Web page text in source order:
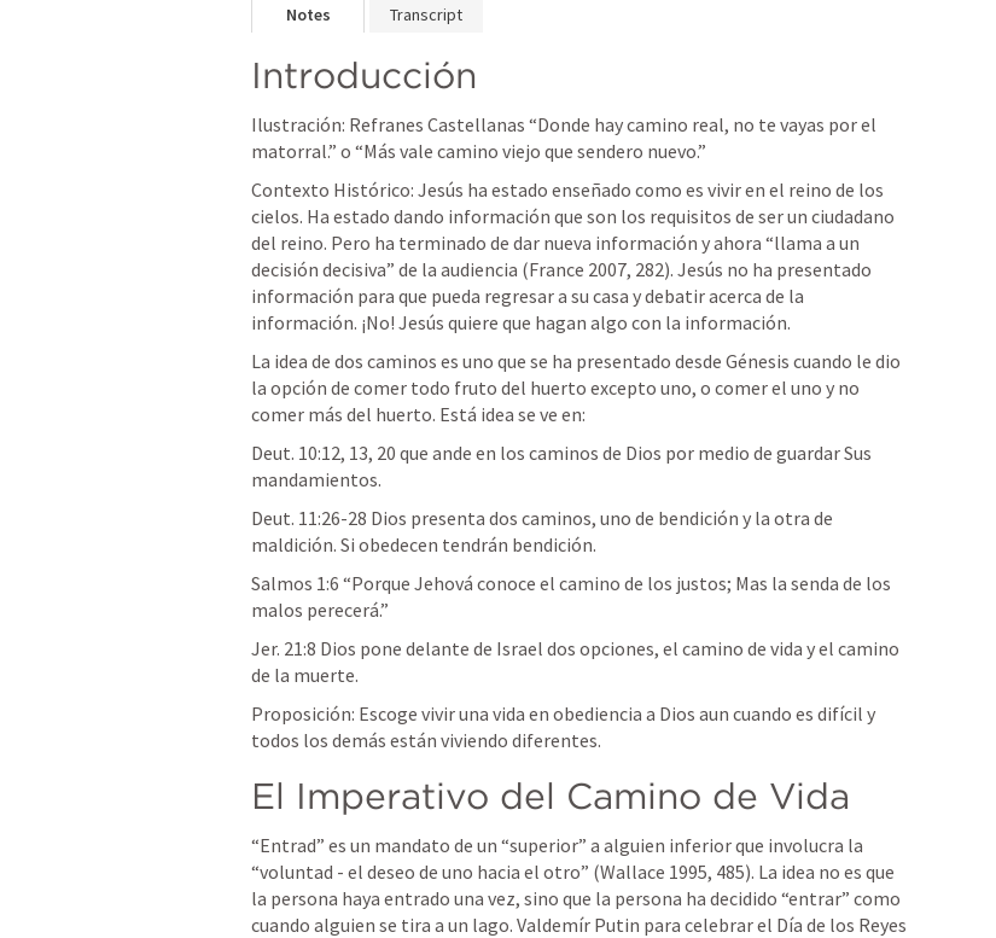
Notes Transcript
Introducción
Ilustración: Refranes Castellanas “Donde hay camino real, no te vayas por el
matorral.” o “Más vale camino viejo que sendero nuevo.”
Contexto Histórico: Jesús ha estado enseñado como es vivir en el reino de los
cielos. Ha estado dando información que son los requisitos de ser un ciudadano
del reino. Pero ha terminado de dar nueva información y ahora “llama a un
decisión decisiva” de la audiencia (France 2007, 282). Jesús no ha presentado
información para que pueda regresar a su casa y debatir acerca de la
información. ¡No! Jesús quiere que hagan algo con la información.
La idea de dos caminos es uno que se ha presentado desde Génesis cuando le dio
la opción de comer todo fruto del huerto excepto uno, o comer el uno y no
comer más del huerto. Está idea se ve en:
Deut. 10:12, 13, 20 que ande en los caminos de Dios por medio de guardar Sus
mandamientos.
Deut. 11:26-28 Dios presenta dos caminos, uno de bendición y la otra de
maldición. Si obedecen tendrán bendición.
Salmos 1:6 “Porque Jehová conoce el camino de los justos; Mas la senda de los
malos perecerá.”
Jer. 21:8 Dios pone delante de Israel dos opciones, el camino de vida y el camino
de la muerte.
Proposición: Escoge vivir una vida en obediencia a Dios aun cuando es difícil y
todos los demás están viviendo diferentes.
El Imperativo del Camino de Vida
“Entrad” es un mandato de un “superior” a alguien inferior que involucra la
“voluntad - el deseo de uno hacia el otro” (Wallace 1995, 485). La idea no es que
la persona haya entrado una vez, sino que la persona ha decidido “entrar” como
cuando alguien se tira a un lago. Valdemír Putin para celebrar el Día de los Reyes